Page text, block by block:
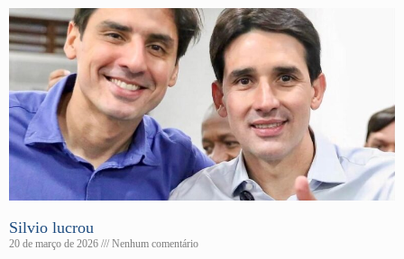
Silvio lucrou
20 de março de 2026 Nenhum comentário